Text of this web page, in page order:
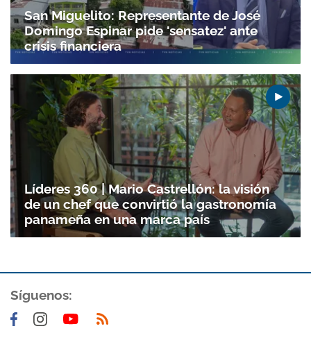
San Miguelito: Representante de José
Domingo Espinar pide 'sensatez' ante
crisis financiera
Líderes 360 | Mario Castrellón: la visión
de un chef que convirtió la gastronomía
panameña en una marca país
Síguenos: